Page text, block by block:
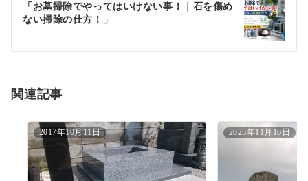
シ
ン
「お墓掃除でやってはいけない事！｜石を傷め
ない掃除の仕方！」
関連記事
2017年10月11日 2025年11月16日